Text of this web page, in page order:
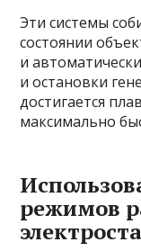
Эти системы
состоянии
и
и остановки
достигается
максимально
режимов